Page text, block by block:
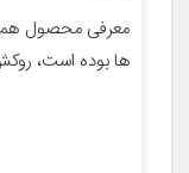
معرفی محصول
ها بوده است،